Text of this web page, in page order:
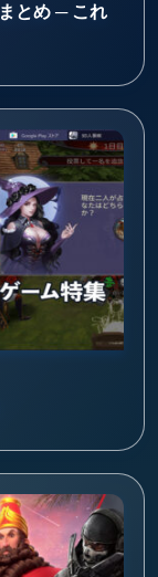
とめ ─ これ